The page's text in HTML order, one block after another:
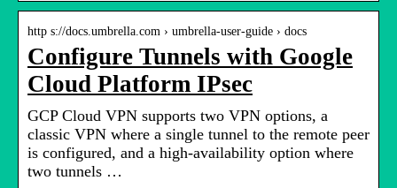
http s://docs.umbrella.com › umbrella-user-guide › docs
Configure Tunnels with Google
Cloud Platform IPsec
GCP Cloud VPN supports two VPN options, a
classic VPN where a single tunnel to the remote peer
is configured, and a high-availability option where
two tunnels …